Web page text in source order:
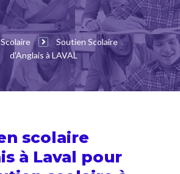
Soutien Scolaire
d'Anglais à LAVAL
scolaire
à Laval pour